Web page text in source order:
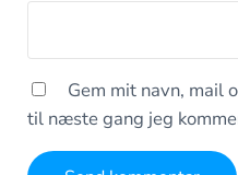
Gem mit navn, mail
til næste gang jeg